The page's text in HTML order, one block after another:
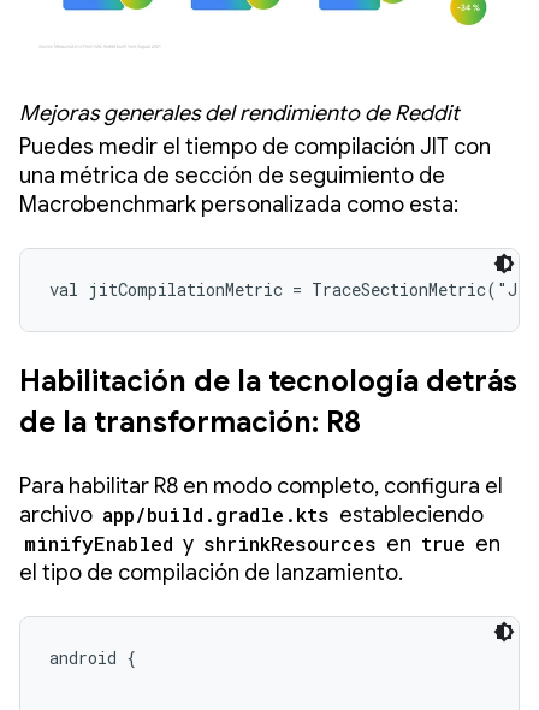
Mejoras generales del rendimiento de Reddit
Puedes medir el tiempo de compilación JIT con
una métrica de sección de seguimiento de
Macrobenchmark personalizada como esta:
val jitCompilationMetric =
Habilitación de la tecnología detrás
de la transformación: R8
Para habilitar R8 en modo completo, configura el
archivo app/build.gradle.kts estableciendo
minifyEnabled y shrinkResources en true en
el tipo de compilación de lanzamiento.
android {